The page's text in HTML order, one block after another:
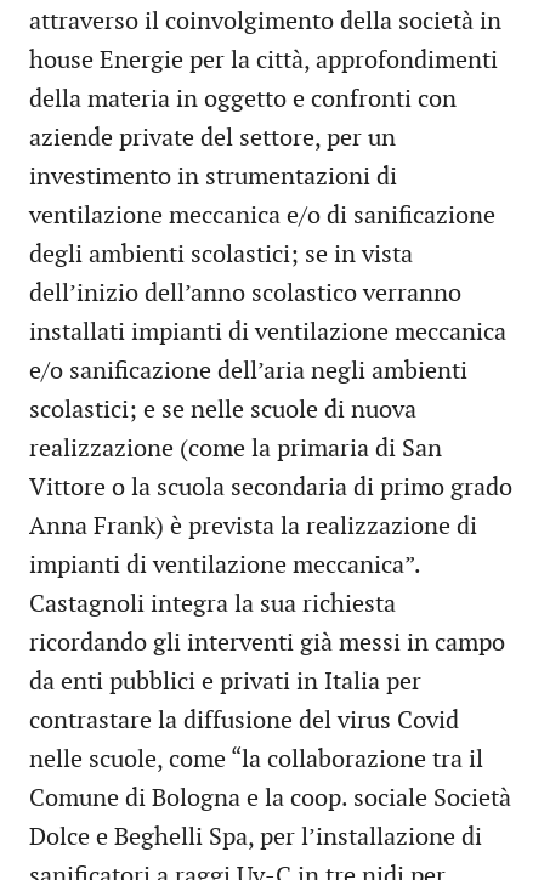
attraverso il coinvolgimento della società in
house Energie per la città, approfondimenti
della materia in oggetto e confronti con
aziende private del settore, per un
investimento in strumentazioni di
ventilazione meccanica e/o di sanificazione
degli ambienti scolastici; se in vista
dell’inizio dell’anno scolastico verranno
installati impianti di ventilazione meccanica
e/o sanificazione dell’aria negli ambienti
scolastici; e se nelle scuole di nuova
realizzazione (come la primaria di San
Vittore o la scuola secondaria di primo grado
Anna Frank) è prevista la realizzazione di
impianti di ventilazione meccanica”.
Castagnoli integra la sua richiesta
ricordando gli interventi già messi in campo
da enti pubblici e privati in Italia per
contrastare la diffusione del virus Covid
nelle scuole, come “la collaborazione tra il
Comune di Bologna e la coop. sociale Società
Dolce e Beghelli Spa, per l’installazione di